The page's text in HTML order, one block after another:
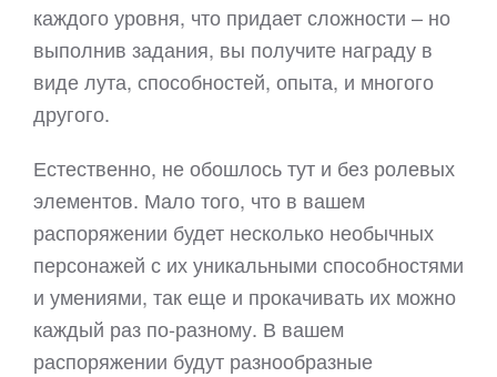
каждого уровня, что придает сложности – но
выполнив задания, вы получите награду в
виде лута, способностей, опыта, и многого
другого.
Естественно, не обошлось тут и без ролевых
элементов. Мало того, что в вашем
распоряжении будет несколько необычных
персонажей с их уникальными способностями
и умениями, так еще и прокачивать их можно
каждый раз по-разному. В вашем
распоряжении будут разнообразные